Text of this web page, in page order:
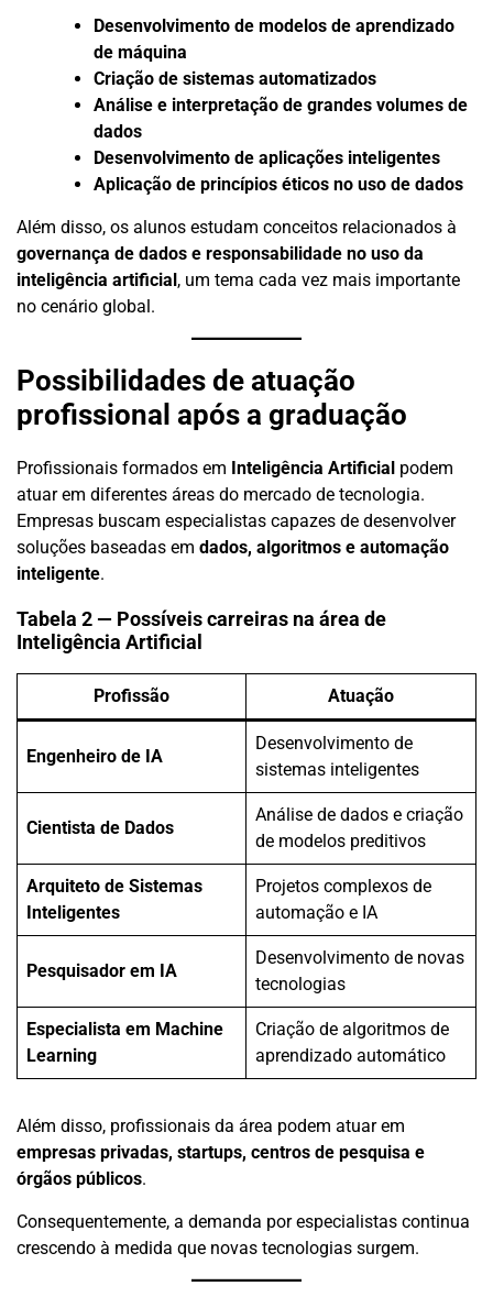
Desenvolvimento de modelos de aprendizado
de máquina
Criação de sistemas automatizados
Análise e interpretação de grandes volumes de
dados
Desenvolvimento de aplicações inteligentes
Aplicação de princípios éticos no uso de dados
Além disso, os alunos estudam conceitos relacionados à
governança de dados e responsabilidade no uso da
inteligência artificial, um tema cada vez mais importante
no cenário global.
Possibilidades de atuação
profissional após a graduação
Profissionais formados em Inteligência Artificial podem
atuar em diferentes áreas do mercado de tecnologia.
Empresas buscam especialistas capazes de desenvolver
soluções baseadas em dados, algoritmos e automação
inteligente.
Tabela 2 — Possíveis carreiras na área de
Inteligência Artificial
Profissão Atuação
Engenheiro de IA
Desenvolvimento de
sistemas inteligentes
Cientista de Dados
Análise de dados e criação
de modelos preditivos
Arquiteto de Sistemas
Inteligentes
Projetos complexos de
automação e IA
Pesquisador em IA
Desenvolvimento de novas
tecnologias
Especialista em Machine
Learning
Criação de algoritmos de
aprendizado automático
Além disso, profissionais da área podem atuar em
empresas privadas, startups, centros de pesquisa e
órgãos públicos.
Consequentemente, a demanda por especialistas continua
crescendo à medida que novas tecnologias surgem.